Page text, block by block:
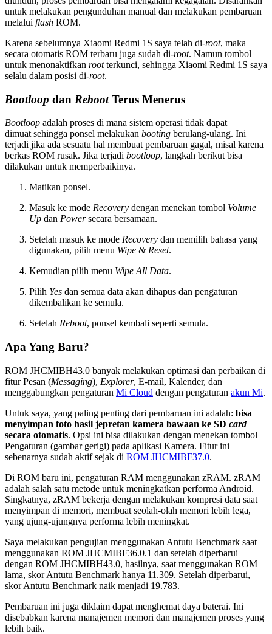
untuk melakukan pengunduhan manual dan melakukan pembaruan
melalui flash ROM.
Karena sebelumnya Xiaomi Redmi 1S saya telah di-root, maka
secara otomatis ROM terbaru juga sudah di-root. Namun tombol
untuk menonaktifkan rootterkunci, sehingga Xiaomi Redmi 1S saya
selalu dalam posisi di-root.
Bootloop dan RebootTerus Menerus
Bootloop adalah proses di mana sistem operasi tidak dapat
dimuat sehingga ponsel melakukan booting berulang-ulang. Ini
terjadi jika ada sesuatu hal membuat pembaruan gagal, misal karena
berkas ROM rusak. Jika terjadi bootloop, langkah berikut bisa
dilakukan untuk memperbaikinya.
Matikan ponsel.
Masuk ke mode Recovery dengan menekan tombol Volume
Up dan Powersecara bersamaan.
Setelah masuk ke mode Recovery dan memilih bahasa yang
digunakan, pilih menu Wipe & Reset.
Kemudian pilih menu Wipe All Data.
Pilih Yes dan semua data akan dihapus dan pengaturan
dikembalikan ke semula.
Setelah Reboot, ponsel kembali seperti semula.
Apa Yang Baru?
ROM JHCMIBH43.0 banyak melakukan optimasi dan perbaikan di
fitur Pesan (Messaging), Explorer, E-mail, Kalender, dan
menggabungkan pengaturan Mi Cloud dengan pengaturan akun Mi.
Untuk saya, yang paling penting dari pembaruan ini adalah: bisa
menyimpan foto hasil jepretan kamera bawaan ke SD card
secara otomatis. Opsi ini bisa dilakukan dengan menekan tombol
Pengaturan (gambar gerigi) pada aplikasi Kamera. Fitur ini
sebenarnya sudah aktif sejak di ROM JHCMIBF37.0.
Di ROM baru ini, pengaturan RAM menggunakan zRAM. zRAM
adalah salah satu metode untuk meningkatkan performa Android.
Singkatnya, zRAM bekerja dengan melakukan kompresi data saat
menyimpan di memori, membuat seolah-olah memori lebih lega,
yang ujung-ujungnya performa lebih meningkat.
Saya melakukan pengujian menggunakan Antutu Benchmark saat
menggunakan ROM JHCMIBF36.0.1 dan setelah diperbarui
dengan ROM JHCMIBH43.0, hasilnya, saat menggunakan ROM
lama, skor Antutu Benchmark hanya 11.309. Setelah diperbarui,
skor Antutu Benchmark naik menjadi 19.783.
Pembaruan ini juga diklaim dapat menghemat daya baterai. Ini
disebabkan karena manajemen memori dan manajemen proses yang
lebih baik.